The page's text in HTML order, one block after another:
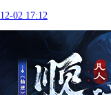
12-02 17:12